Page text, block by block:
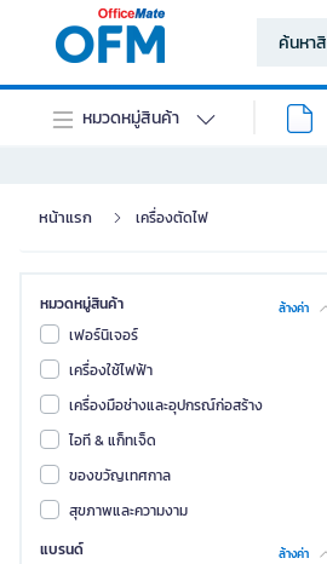
หมวดหมู่สินค้า
หน้าแรก เครื่องตัดไฟ
หมวดหมู่สินค้า ล้างค่า
เฟอร์นิเจอร์
เครื่องใช้ไฟฟ้า
เครื่องมือช่างและอุปกรณ์ก่อสร้าง
ไอที & แก็ทเจ็ด
ของขวัญเทศกาล
สุขภาพและความงาม
แบรนด์
ล้างค่า